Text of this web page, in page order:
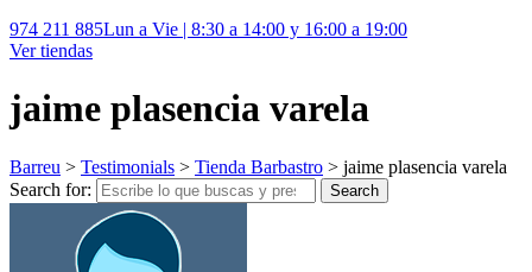
974 211 885Lun a Vie | 8:30 a 14:00 y 16:00 a 19:00
Ver tiendas
jaime plasencia varela
Barreu > Testimonials > Tienda Barbastro > jaime plasencia varela
Search for:
Search